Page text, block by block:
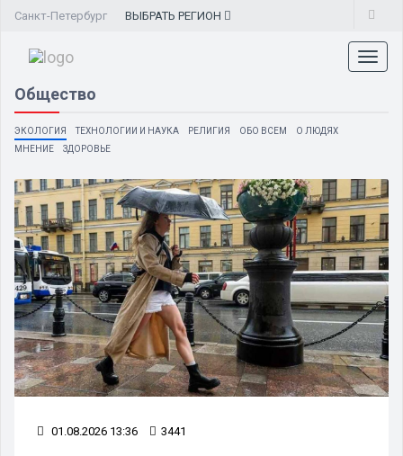
Санкт-Петербург ВЫБРАТЬ РЕГИОН
Общество
ЭКОЛОГИЯ ТЕХНОЛОГИИ И НАУКА РЕЛИГИЯ ОБО ВСЕМ
О ЛЮДЯХ
МНЕНИЕ
ЗДОРОВЬЕ
01.08.2026 13:36 3441